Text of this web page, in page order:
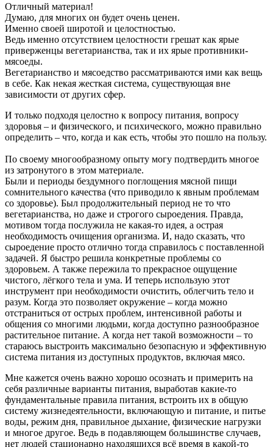
Отличный материал!
Думаю, для многих он будет очень ценен.
Именно своей широтой и целостностью.
Ведь именно отсутствием целостности грешат как ярые
приверженцы вегетарианства, так и их ярые противники-
мясоеды.
Вегетарианство и мясоедство рассматриваются ими как вещь
в себе. Как некая жесткая система, существующая вне
зависимости от других сфер.
И только подходя целостно к вопросу питания, вопросу
здоровья – и физического, и психического, можно правильно
определить – что, когда и как есть, чтобы это пошло на пользу.
По своему многообразному опыту могу подтвердить многое
из затронутого в этом материале.
Были и периоды бездумного поглощения мясной пищи
сомнительного качества (что приводило к явным проблемам
со здоровье). Был продолжительный период не то что
вегетарианства, но даже и строгого сыроедения. Правда,
мотивом тогда послужила не какая-то идея, а острая
необходимость очищения организма. И, надо сказать, что
сыроедение просто отлично тогда справилось с поставленной
задачей. Я быстро решила конкретные проблемы со
здоровьем. А также пережила то прекрасное ощущение
чистого, лёгкого тела и ума. И теперь использую этот
инструмент при необходимости очистить, облегчить тело и
разум. Когда это позволяет окружение – когда можно
отстраниться от острых проблем, интенсивной работы и
общения со многими людьми, когда доступно разнообразное
растительное питание. А когда нет такой возможности – то
стараюсь выстроить максимально безопасную и эффективную
система питания из доступных продуктов, включая мясо.
Мне кажется очень важно хорошо осознать и примерить на
себя различные варианты питания, выработав какие-то
фундаментальные правила питания, встроить их в общую
систему жизнедеятельности, включающую и питание, и питье
воды, режим дня, правильное дыхание, физические нагрузки
и многое другое. Ведь в подавляющем большинстве случаев,
нет людей стационарно находящихся всё время в какой-то